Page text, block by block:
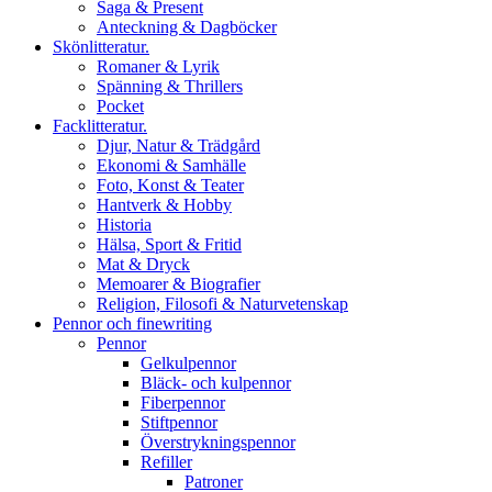
Saga & Present
Anteckning & Dagböcker
Skönlitteratur.
Romaner & Lyrik
Spänning & Thrillers
Pocket
Facklitteratur.
Djur, Natur & Trädgård
Ekonomi & Samhälle
Foto, Konst & Teater
Hantverk & Hobby
Historia
Hälsa, Sport & Fritid
Mat & Dryck
Memoarer & Biografier
Religion, Filosofi & Naturvetenskap
Pennor och finewriting
Pennor
Gelkulpennor
Bläck- och kulpennor
Fiberpennor
Stiftpennor
Överstrykningspennor
Refiller
Patroner